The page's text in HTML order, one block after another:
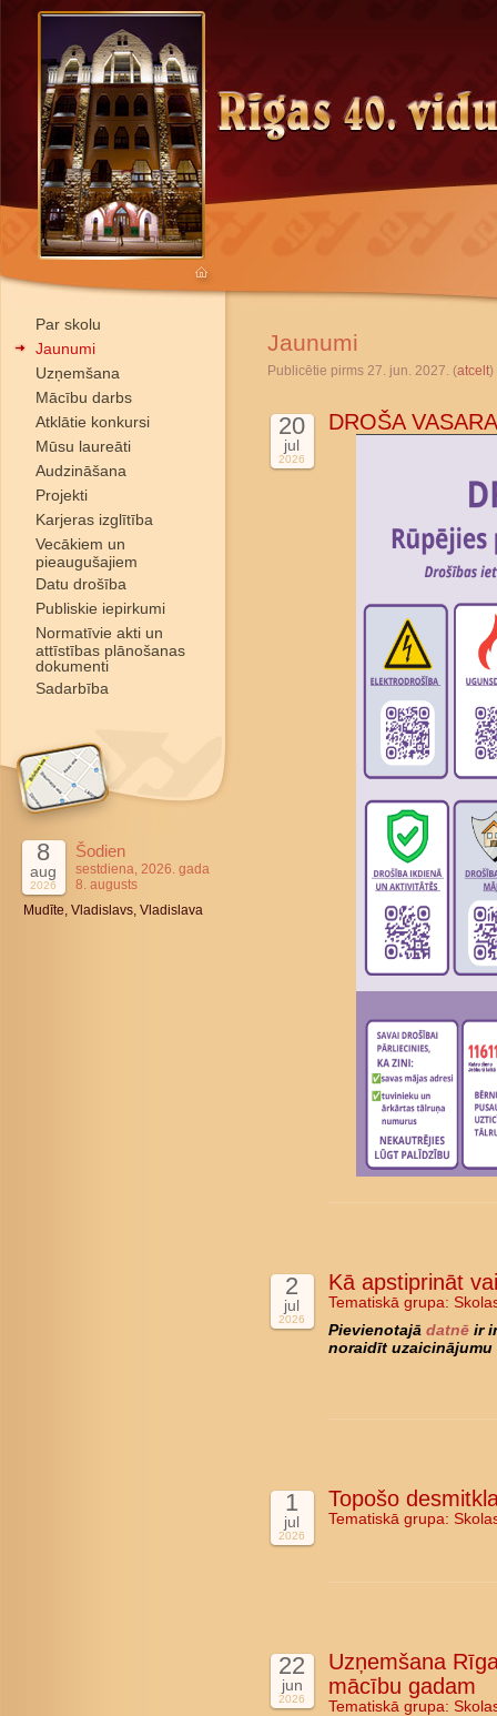
Par skolu
Jaunumi
Uzņemšana
Mācību darbs
Atklātie konkursi
Mūsu laureāti
Audzināšana
Projekti
Karjeras izglītība
Vecākiem un
pieaugušajiem
Datu drošība
Publiskie iepirkumi
Normatīvie akti un
attīstības plānošanas
dokumenti
Sadarbība
8
aug
2026
Šodien
sestdiena, 2026. gada
8. augusts
Mudīte, Vladislavs, Vladislava
Jaunumi
Publicētie pirms 27. jun. 2027. (atcelt)
20
jul
2026
DROŠA
2
jul
2026
Kā apstiprināt
Tematiskā grupa:
Pievienotajā datnē ir
noraidīt uzaicinājumu
1
jul
2026
Topošo
Tematiskā grupa:
22
jun
2026
Uzņemšana
mācību gadam
Tematiskā grupa: